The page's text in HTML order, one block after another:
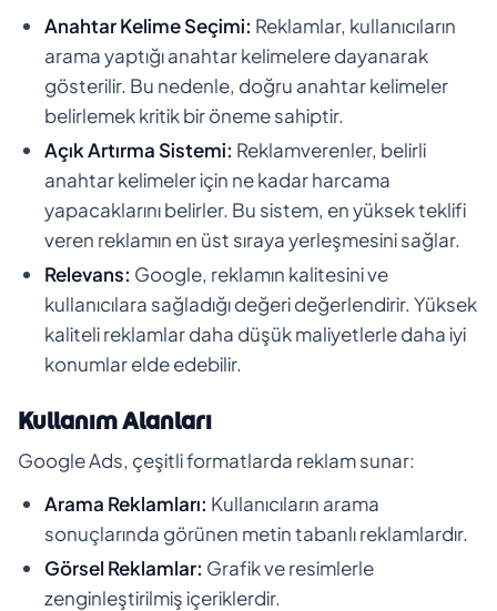
Anahtar Kelime Seçimi: Reklamlar, kullanıcıların
arama yaptığı anahtar kelimelere dayanarak
gösterilir. Bu nedenle, doğru anahtar kelimeler
belirlemek kritik bir öneme sahiptir.
Açık Artırma Sistemi: Reklamverenler, belirli
anahtar kelimeler için ne kadar harcama
yapacaklarını belirler. Bu sistem, en yüksek teklifi
veren reklamın en üst sıraya yerleşmesini sağlar.
Relevans: Google, reklamın kalitesini ve
kullanıcılara sağladığı değeri değerlendirir. Yüksek
kaliteli reklamlar daha düşük maliyetlerle daha iyi
konumlar elde edebilir.
Kullanım Alanları
Google Ads, çeşitli formatlarda reklam sunar:
Arama Reklamları: Kullanıcıların arama
sonuçlarında görünen metin tabanlı reklamlardır.
Görsel Reklamlar: Grafik ve resimlerle
zenginleştirilmiş içeriklerdir.